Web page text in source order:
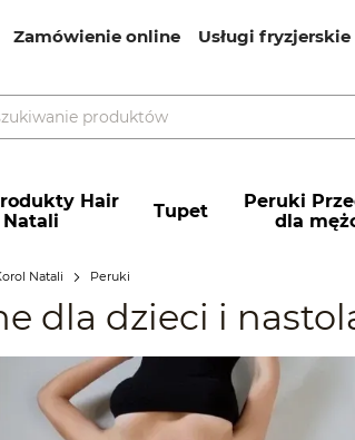
Zamówienie online Usługi fryzjerskie
Hair
Tupet
Peruki
dla
Natali Peruki
dla dzieci i